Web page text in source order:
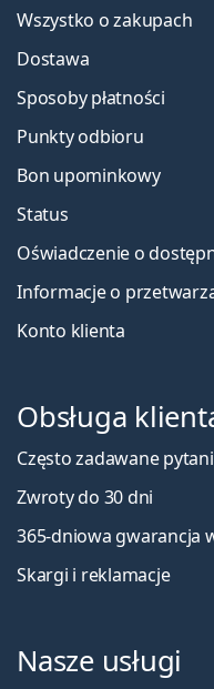
Wszystko o zakupach
Dostawa
Sposoby płatności
Punkty odbioru
Bon upominkowy
Status
Oświadczenie o
Informacje o
Konto klienta
Obsługa
Często zadawane
Zwroty do 30 dni
365-dniowa gwarancja
Skargi i reklamacje
Nasze usługi